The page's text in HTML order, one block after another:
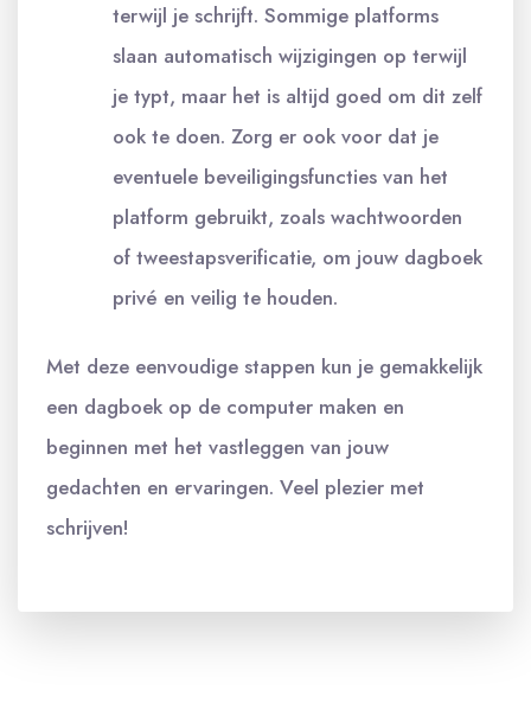
terwijl je schrijft. Sommige platforms
slaan automatisch wijzigingen op terwijl
je typt, maar het is altijd goed om dit zelf
ook te doen. Zorg er ook voor dat je
eventuele beveiligingsfuncties van het
platform gebruikt, zoals wachtwoorden
of tweestapsverificatie, om jouw dagboek
privé en veilig te houden.
Met deze eenvoudige stappen kun je gemakkelijk
een dagboek op de computer maken en
beginnen met het vastleggen van jouw
gedachten en ervaringen. Veel plezier met
schrijven!